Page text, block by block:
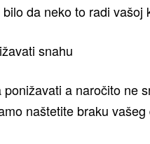
da neko to radi vašoj
snahu
a naročito ne
naštetite braku vašeg